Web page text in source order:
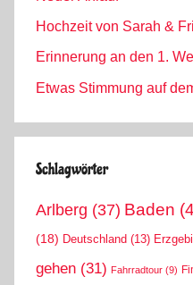
Hochzeit von Sarah &
Erinnerung an den 1.
Etwas Stimmung auf
Schlagwörter
Arlberg (37) Baden
(18) Deutschland (13)
gehen (31) Fahrradtour (9)